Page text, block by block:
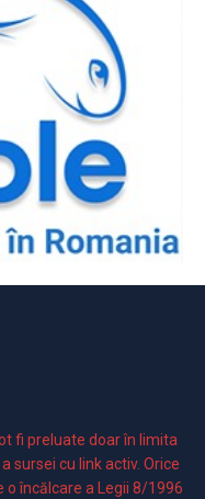
fi preluate doar în limita
sursei cu link activ. Orice
încălcare a Legii 8/1996